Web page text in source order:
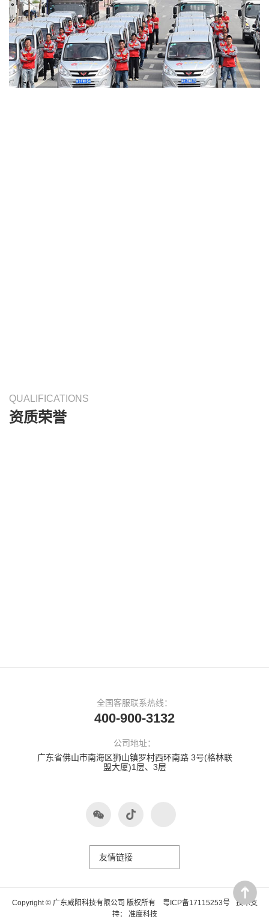
QUALIFICATIONS
资质荣誉
全国客服联系热线：
400-900-3132
公司地址：
广东省佛山市南海区狮山镇罗村西环南路 3号(格林联
盟大厦)1层、3层
友情链接
Copyright © 广东威阳科技有限公司 版权所有 粤ICP备17115253号
技术支
持： 准度科技